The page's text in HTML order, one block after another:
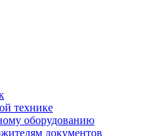
технике
оборудованию
документов